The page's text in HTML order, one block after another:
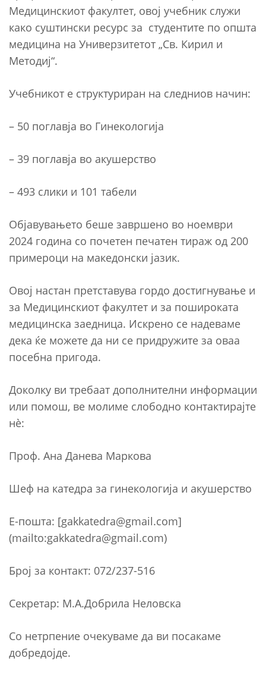
Медицинскиот факултет, овој учебник служи
како суштински ресурс за студентите по општа
медицина на Универзитетот „Св. Кирил и
Методиј“.
Учебникот е структуриран на следниов начин:
– 50 поглавја во Гинекологија
– 39 поглавја во акушерство
– 493 слики и 101 табели
Објавувањето беше завршено во ноември
2024 година со почетен печатен тираж од 200
примероци на македонски јазик.
Овој настан претставува гордо достигнување и
за Медицинскиот факултет и за пошироката
медицинска заедница. Искрено се надеваме
дека ќе можете да ни се придружите за оваа
посебна пригода.
Доколку ви требаат дополнителни информации
или помош, ве молиме слободно контактирајте
нè:
Проф. Ана Данева Маркова
Шеф на катедра за гинекологија и акушерство
Е-пошта: [gakkatedra@gmail.com]
(mailto:gakkatedra@gmail.com)
Број за контакт: 072/237-516
Секретар: М.А.Добрила Неловска
Со нетрпение очекуваме да ви посакаме
добредојде.